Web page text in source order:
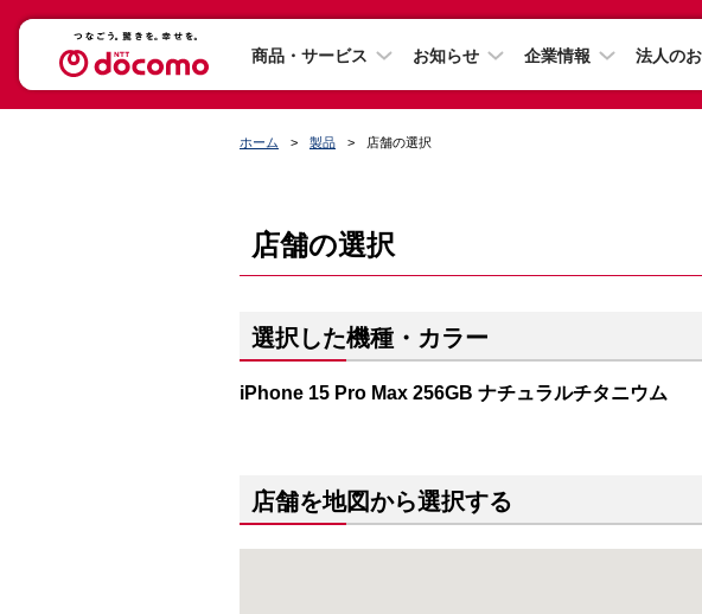
商品・サービス お知らせ 企業情報 法人の
ホーム 製品 店舗の選択
店舗の選択
選択した機種・カラー
iPhone 15 Pro Max 256GB ナチュラルチタニウム
店舗を地図から選択する